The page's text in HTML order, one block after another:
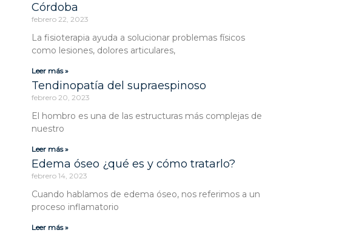
Córdoba
febrero 22, 2023
La fisioterapia ayuda a solucionar problemas físicos
como lesiones, dolores articulares,
Leer más »
Tendinopatía del supraespinoso
febrero 20, 2023
El hombro es una de las estructuras más complejas de
nuestro
Leer más »
Edema óseo ¿qué es y cómo tratarlo?
febrero 14, 2023
Cuando hablamos de edema óseo, nos referimos a un
proceso inflamatorio
Leer más »